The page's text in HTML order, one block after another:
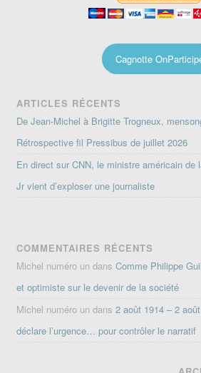
Cagnotte
ARTICLES RÉCENTS
De Jean-Michel à Brigitte Trogneux,
Rétrospective fil Pressibus de juillet 2026
En direct sur CNN, le ministre américain de
Jr vient d’exploser une journaliste
COMMENTAIRES RÉCENTS
Michel numéro un dansComme Philippe
et optimiste sur le devenir de la société
Michel numéro un dans2 août 1914 – 2
déclare l’urgence… pour contrôler le narratif